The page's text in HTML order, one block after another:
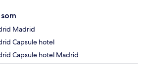
Madrid
Capsule hotel
Capsule hotel Madrid